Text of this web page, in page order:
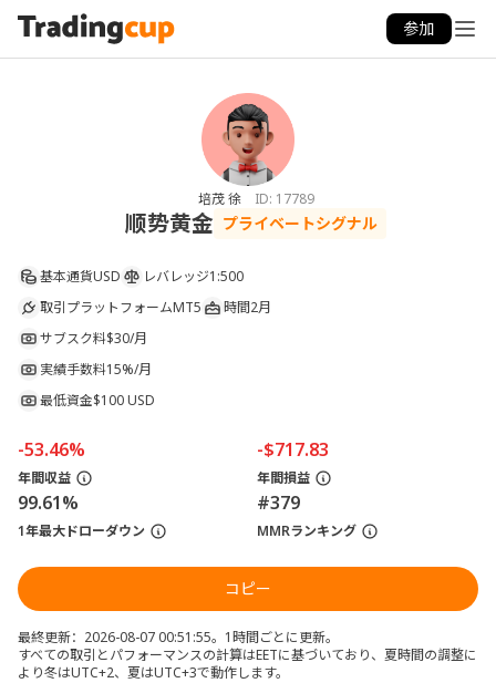
参加
培茂 徐 ID: 17789
顺势黄金 プライベートシグナル
基本通貨USD レバレッジ1:500
取引プラットフォームMT5 時間2月
サブスク料$30/月
実績手数料15%/月
最低資金$100 USD
-53.46%
年間収益
-$717.83
年間損益
99.61%
1年最大ドローダウン
#379
MMRランキング
コピー
最終更新：2026-08-07 00:51:55。1時間ごとに更新。
すべての取引とパフォーマンスの計算はEETに基づいており、夏時間の調整に
より冬はUTC+2、夏はUTC+3で動作します。